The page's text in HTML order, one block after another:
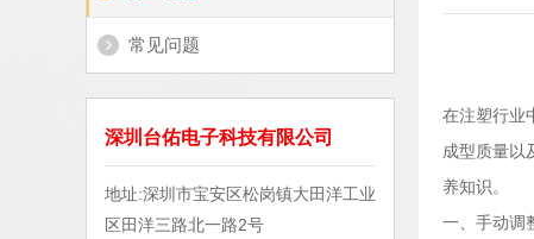
常见问题
深圳台佑电子科技有限公司
地址:深圳市宝安区松岗镇大田洋工业
区田洋三路北一路2号
在注塑行业
成型质量以
养知识。
一、手动调